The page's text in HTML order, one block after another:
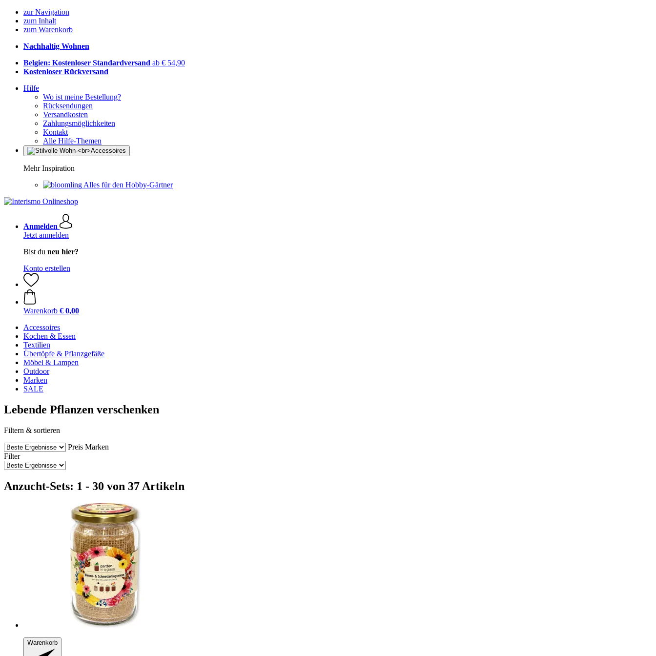
zur Navigation
zum Inhalt
zum Warenkorb
Nachhaltig Wohnen
Belgien: Kostenloser Standardversand ab € 54,90
Kostenloser Rückversand
Hilfe
Wo ist meine Bestellung?
Rücksendungen
Versandkosten
Zahlungsmöglichkeiten
Kontakt
Alle Hilfe-Themen
Mehr Inspiration
Alles für den Hobby-Gärtner
Anmelden
Jetzt anmelden
Bist du neu hier?
Konto erstellen
Warenkorb € 0,00
Accessoires
Kochen & Essen
Textilien
Übertöpfe & Pflanzgefäße
Möbel & Lampen
Outdoor
Marken
SALE
Lebende Pflanzen verschenken
Filtern & sortieren
Preis Marken
Filter
Anzucht-Sets: 1 - 30 von 37 Artikeln
Warenkorb